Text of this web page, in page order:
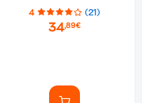
Ultra-Wide Fit Screen
Protection
4 (21)
34,89€